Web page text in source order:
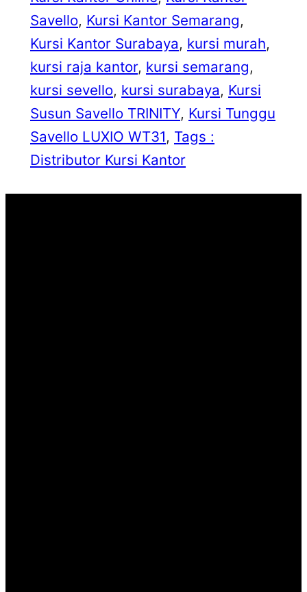
Savello, Kursi Kantor Semarang
Kursi Kantor Surabaya, kursi murah
kursi raja kantor, kursi semarang
kursi sevello, kursi surabaya, Kursi
Susun Savello TRINITY, Kursi Tunggu
Savello LUXIO WT31, Tags :
Distributor Kursi Kantor